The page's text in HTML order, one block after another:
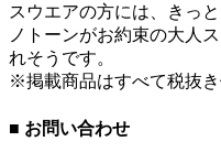
スウエアの方には、きっ
ノトーンがお約束の大人
れそうです。
※掲載商品はすべて税抜
■ お問い合わせ